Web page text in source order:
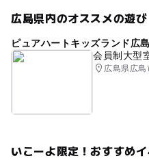
広島県内のオススメの遊び
ピュアハートキッズランド広
会員制大型
広島県広島
いこーよ限定！おすすめ